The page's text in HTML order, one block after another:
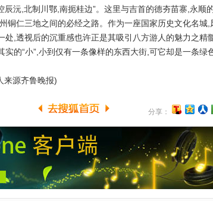
辰沅,北制川鄂,南扼桂边”。这里与吉首的德夯苗寨,永顺
铜仁三地之间的必经之路。作为一座国家历史文化名城,
处,透视后的沉重感也许正是其吸引八方游人的魅力之精
实的“小”,小到仅有一条像样的东西大街,可它却是一条绿
源齐鲁晚报)
分享：